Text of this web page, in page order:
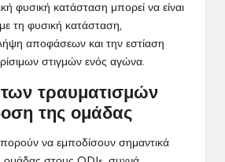
φυσική κατάσταση μπορεί να είναι
τη φυσική κατάσταση,
αποφάσεων και την εστίαση
στιγμών ενός αγώνα.
τραυματισμών
της ομάδας
να εμποδίσουν σημαντικά